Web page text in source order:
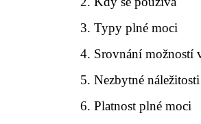
Typy plné moci
Srovnání možností
Nezbytné náležitosti
Platnost plné moci